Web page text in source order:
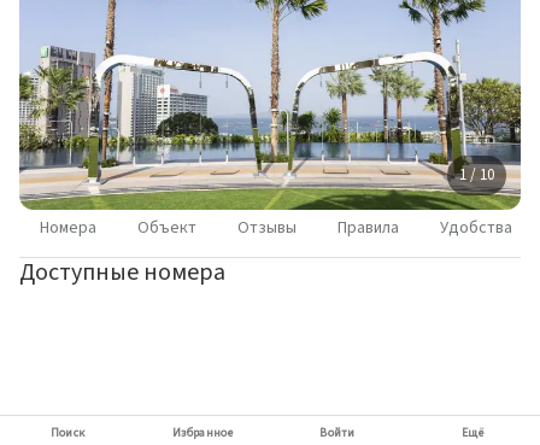
1 / 10
Номера Объект Отзывы Правила Удобства
Доступные номера
Поиск Избранное Войти Ещё